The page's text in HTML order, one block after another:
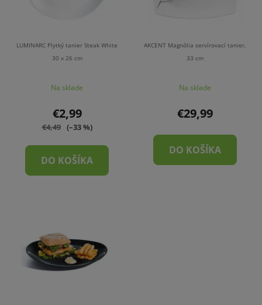
LUMINARC Plytký tanier Steak White
30 x 26 cm
Na sklade
€2,99
€4,49 (–33 %)
DO KOŠÍKA
AKCENT Magnólia servírovací tanier,
33 cm
Na sklade
€29,99
DO KOŠÍKA